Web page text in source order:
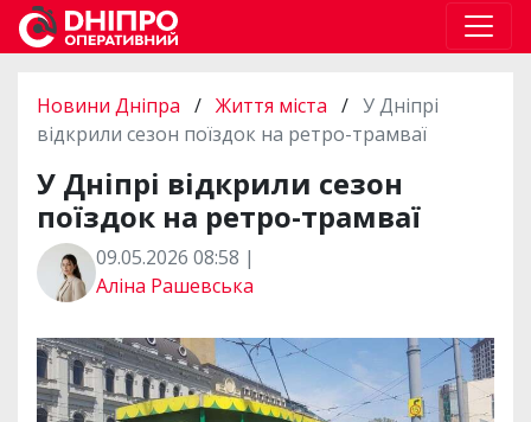
Новини Дніпра / Життя міста / У Дніпрі
відкрили сезон поїздок на ретро-трамваї
У Дніпрі відкрили сезон
поїздок на ретро-трамваї
09.05.2026 08:58 |
Аліна Рашевська